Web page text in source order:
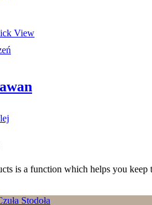
View
is a function which helps you